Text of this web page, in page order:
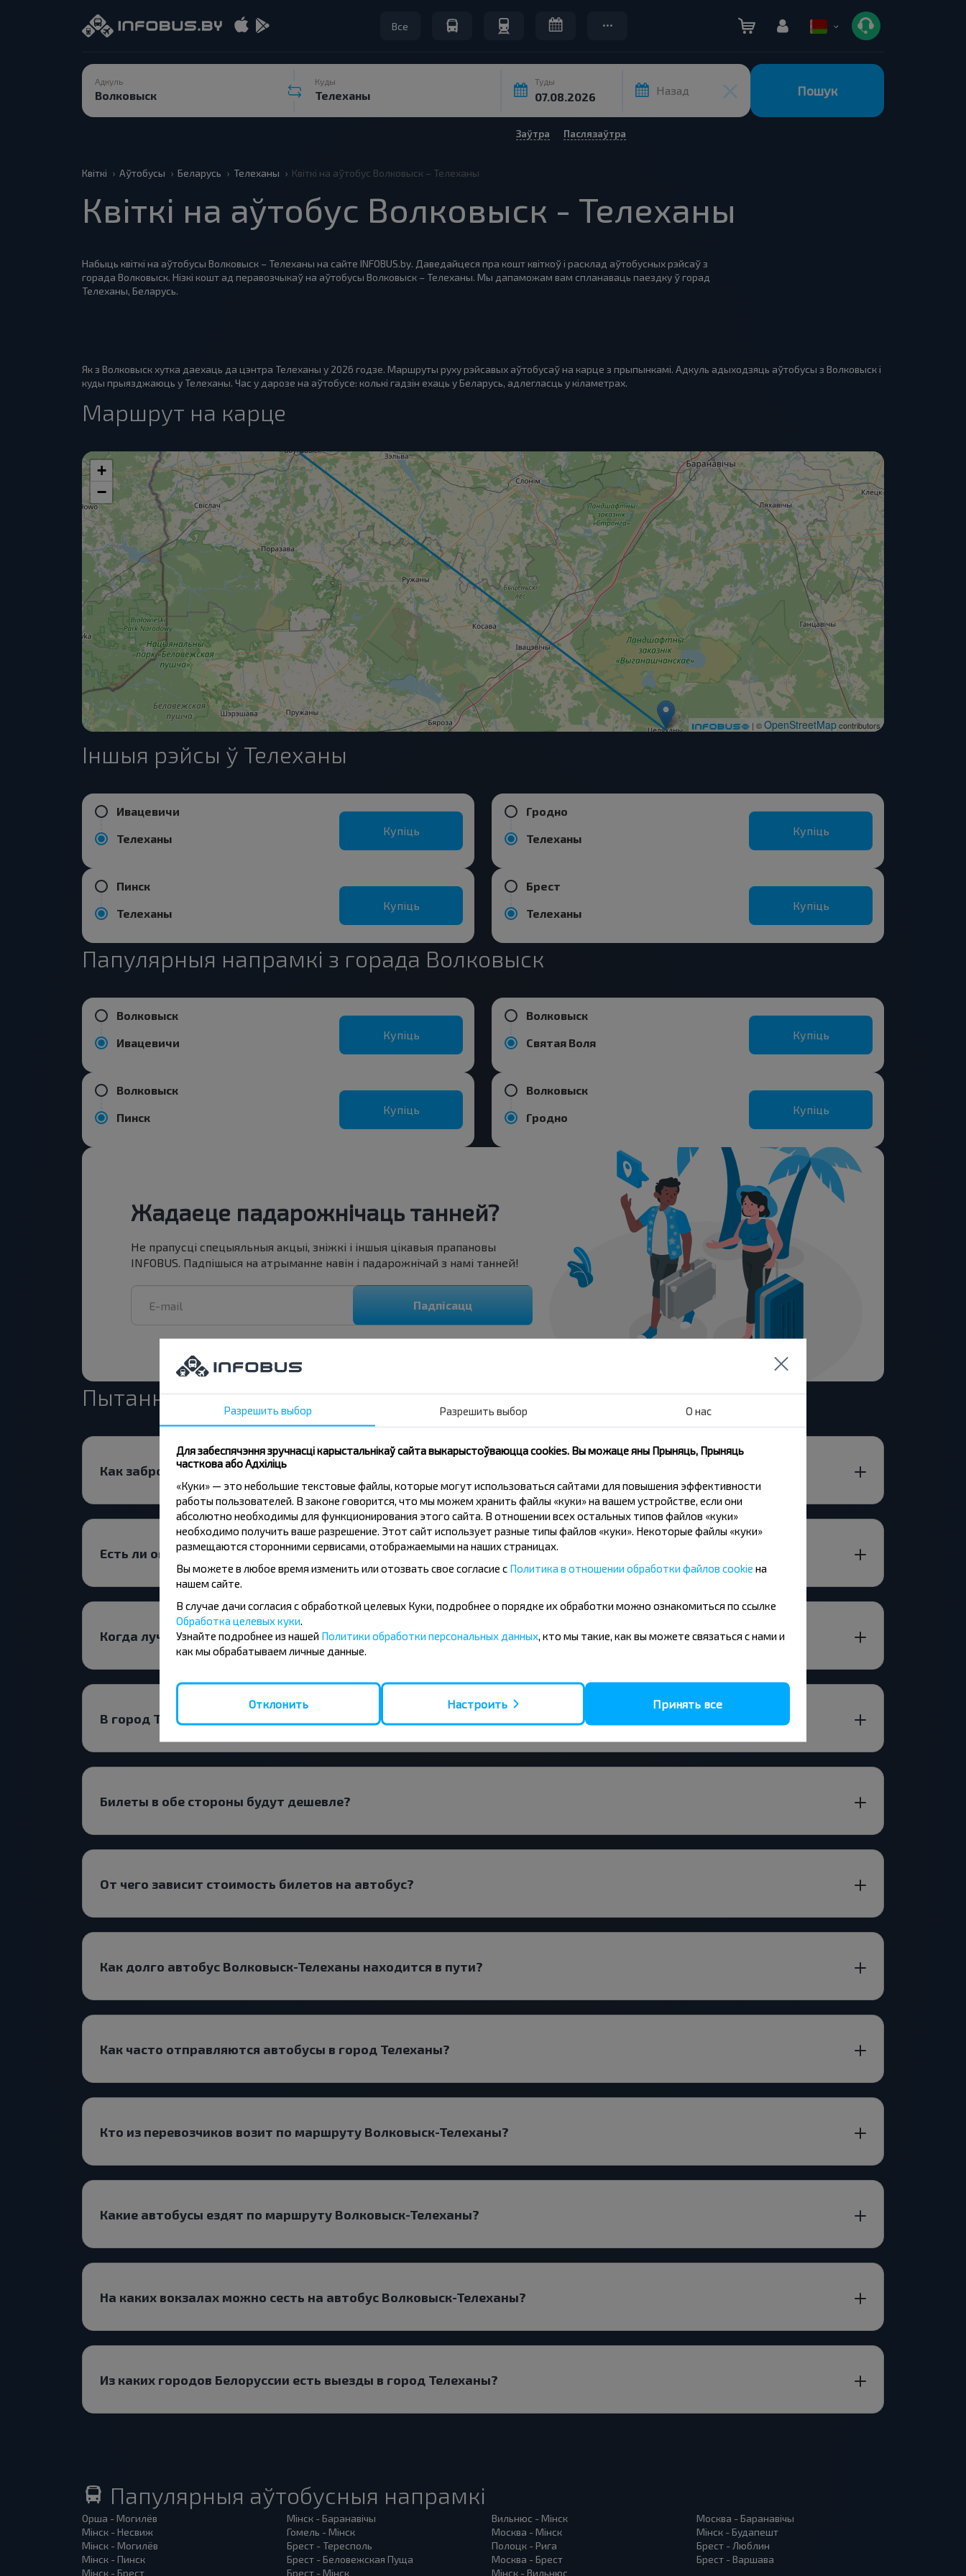
Все
Адкуль Куды Туды
Назад Пошук
Заўтра Паслязаўтра
Квіткі Аўтобусы Беларусь Телеханы Квіткі на аўтобус Волковыск – Телеханы
Квіткі на аўтобус Волковыск - Телеханы
Набыць квіткі на аўтобусы Волковыск – Телеханы на сайте INFOBUS.by. Даведайцеся пра кошт квіткоў і расклад аўтобусных рэйсаў з
горада Волковыск. Нізкі кошт ад перавозчыкаў на аўтобусы Волковыск – Телеханы. Мы дапаможам вам спланаваць паездку ў горад
Телеханы, Беларусь.
Як з Волковыск хутка даехаць да цэнтра Телеханы у 2026 годзе. Маршруты руху рэйсавых аўтобусаў на карце з прыпынкамі. Адкуль адыходзяць аўтобусы з Волковыск і
куды прыязджаюць у Телеханы. Час у дарозе на аўтобусе: колькі гадзін ехаць у Беларусь, адлегласць у кіламетрах.
Маршрут на карце
+
−
| ©OpenStreetMapcontributors
Іншыя рэйсы ў Телеханы
Ивацевичи
Телеханы
Купіць
Пинск
Телеханы
Купіць
Гродно
Телеханы
Купіць
Брест
Телеханы
Купіць
Папулярныя напрамкі з горада Волковыск
Волковыск
Ивацевичи
Купіць
Волковыск
Пинск
Купіць
Волковыск
Святая Воля
Купіць
Волковыск
Гродно
Купіць
Жадаеце падарожнічаць танней?
Не прапусці спецыяльныя акцыі, зніжкі і іншыя цікавыя прапановы
INFOBUS. Падпішыся на атрыманне навін і падарожнічай з намі танней!
Падпісацц
Пытанне - Адказ
Как забронировать билет?
Есть ли ограничения на поездки по направлению Волковыск-Телеханы?
Когда лучше всего искать билет Волковыск-Телеханы?
В город Телеханы лучше ехать прямым рейсом или с пересадкой?
Билеты в обе стороны будут дешевле?
От чего зависит стоимость билетов на автобус?
Как долго автобус Волковыск-Телеханы находится в пути?
Как часто отправляются автобусы в город Телеханы?
Кто из перевозчиков возит по маршруту Волковыск-Телеханы?
Какие автобусы ездят по маршруту Волковыск-Телеханы?
На каких вокзалах можно сесть на автобус Волковыск-Телеханы?
Из каких городов Белоруссии есть выезды в город Телеханы?
Папулярныя аўтобусныя напрамкі
Орша - Могилёв
Мінск - Несвиж
Мінск - Могилёв
Мінск - Пинск
Мінск - Брест
Мінск - Баранавiчы
Гомель - Мінск
Брест - Тересполь
Брест - Беловежская Пуща
Брест - Мінск
Вильнюс - Мінск
Москва - Мінск
Полоцк - Рига
Москва - Брест
Мінск - Вильнюс
Москва - Баранавiчы
Мінск - Будапешт
Брест - Люблин
Брест - Варшава
Разрешить выбор Разрешить выбор О нас
Для забеспячэння зручнасці карыстальнікаў сайта выкарыстоўваюцца cookies. Вы можаце яны Прыняць, Прыняць
часткова або Адхіліць
«Куки» — это небольшие текстовые файлы, которые могут использоваться сайтами для повышения эффективности
работы пользователей. В законе говорится, что мы можем хранить файлы «куки» на вашем устройстве, если они
абсолютно необходимы для функционирования этого сайта. В отношении всех остальных типов файлов «куки»
необходимо получить ваше разрешение. Этот сайт использует разные типы файлов «куки». Некоторые файлы «куки»
размещаются сторонними сервисами, отображаемыми на наших страницах.
Вы можете в любое время изменить или отозвать свое согласие с Политика в отношении обработки файлов cookie на
нашем сайте.
В случае дачи согласия с обработкой целевых Куки, подробнее о порядке их обработки можно ознакомиться по ссылке
Обработка целевых куки
Узнайте подробнее из нашей Политики обработки персональных данных , кто мы такие, как вы можете связаться с нами и
как мы обрабатываем личные данные.
Отклонить Настроить Принять все